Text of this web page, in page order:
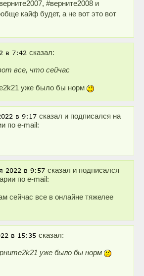
#верните2008 и
кайф будет, а не вот это вот
сказал:
все, что сейчас
уже было бы норм
сказал и подписался на
по e-mail:
сказал и подписался
по e-mail:
сейчас все в онлайне тяжелее
сказал:
уже было бы норм